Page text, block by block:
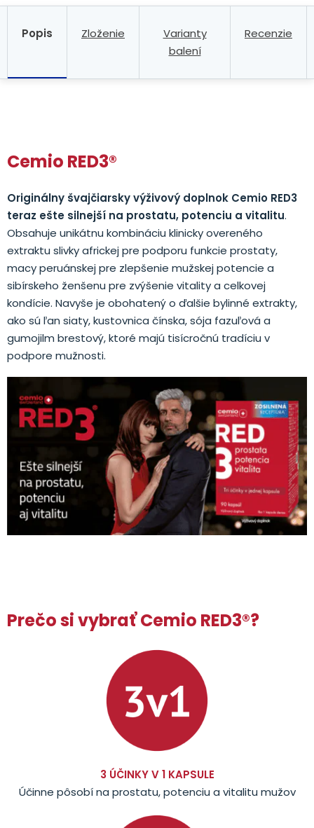
Popis Zloženie
Varianty
balení
Recenzie
Cemio RED3®
Originálny švajčiarsky výživový doplnok Cemio RED3
teraz ešte silnejší na prostatu, potenciu a vitalitu.
Obsahuje unikátnu kombináciu klinicky overeného
extraktu slivky africkej pre podporu funkcie prostaty,
macy peruánskej pre zlepšenie mužskej potencie a
sibírskeho ženšenu pre zvýšenie vitality a celkovej
kondície. Navyše je obohatený o ďalšie bylinné extrakty,
ako sú ľan siaty, kustovnica čínska, sója fazuľová a
gumojilm brestový, ktoré majú tisícročnú tradíciu v
podpore mužnosti.
Prečo si vybrať Cemio RED3®?
3 ÚČINKY V 1 KAPSULE
Účinne pôsobí na prostatu, potenciu a vitalitu mužov